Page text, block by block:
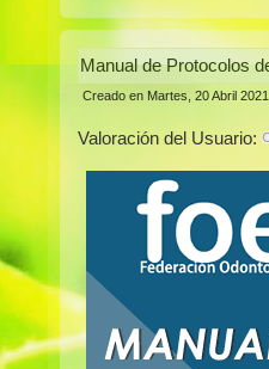
Manual de Protocolos
Creado en Martes, 20 Abril
Valoración del Usuario: